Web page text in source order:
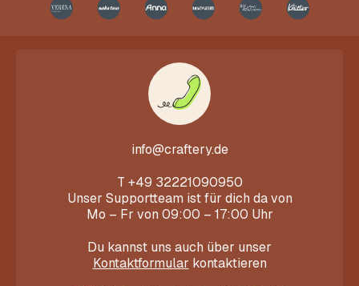
info@craftery.de
T +49 32221090950
Unser Supportteam ist für dich da von
Mo – Fr von 09:00 – 17:00 Uhr
Du kannst uns auch über unser
Kontaktformular kontaktieren